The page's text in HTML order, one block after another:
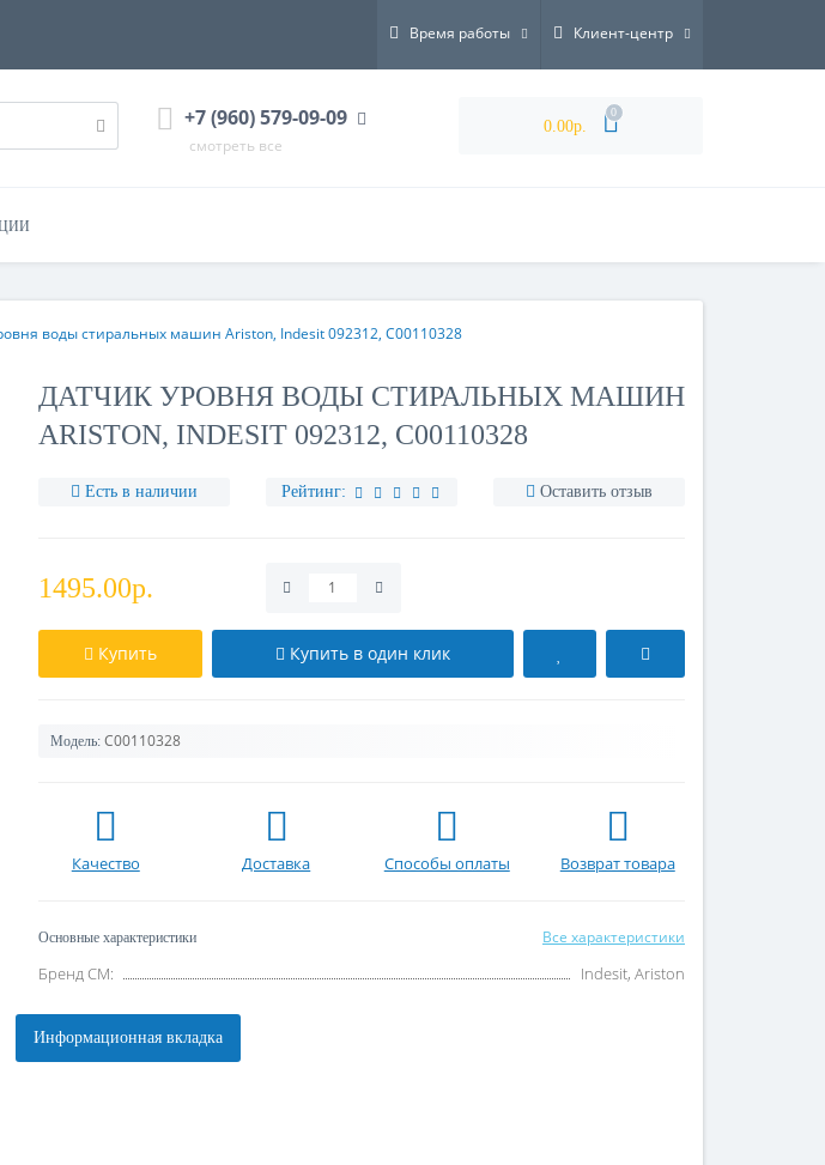
Время работы Клиент-центр
+7 (960) 579-09-09
смотреть все
0.00р.
0
воды стиральных машин Ariston, Indesit 092312, C00110328
ДАТЧИК УРОВНЯ ВОДЫ СТИРАЛЬНЫХ МАШИН
ARISTON, INDESIT 092312, C00110328
Есть в наличии Рейтинг: Оставить отзыв
1495.00р.
Купить Купить в один клик
Модель: C00110328
Качество Доставка Способы оплаты Возврат товара
Основные характеристики Все характеристики
Бренд СМ: Indesit, Ariston
Информационная вкладка